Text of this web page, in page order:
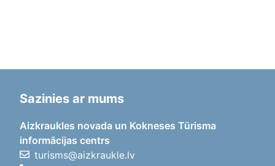
Sazinies ar mums
Aizkraukles novada un Kokneses Tūrisma
informācijas centrs
turisms@aizkraukle.lv